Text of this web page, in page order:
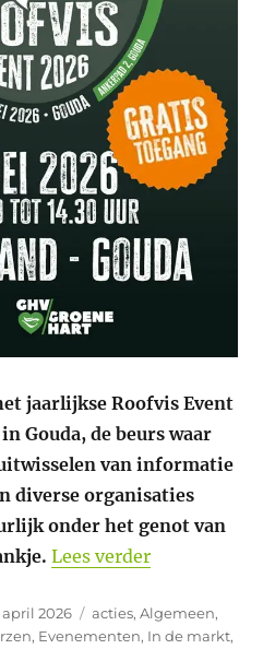
jaarlijkse Roofvis Event
Gouda, de beurs waar
van informatie
diverse organisaties
onder het genot van
Lees verder“9 mei
april 2026 Categorieën
acties,Algemeen,
, Evenementen, In de markt,